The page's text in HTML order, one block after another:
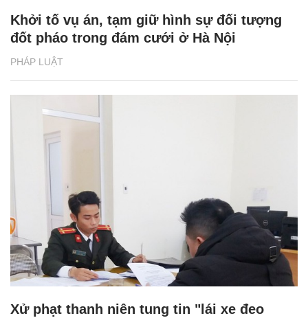
PHÁP LUẬT
Khởi tố vụ án, tạm giữ hình sự đối tượng
đốt pháo trong đám cưới ở Hà Nội
Xử phạt thanh niên tung tin "lái xe đeo